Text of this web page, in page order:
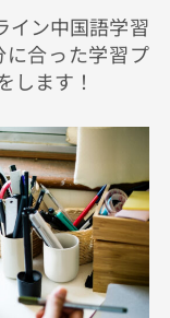
イン中国語学習
合った学習プ
します！